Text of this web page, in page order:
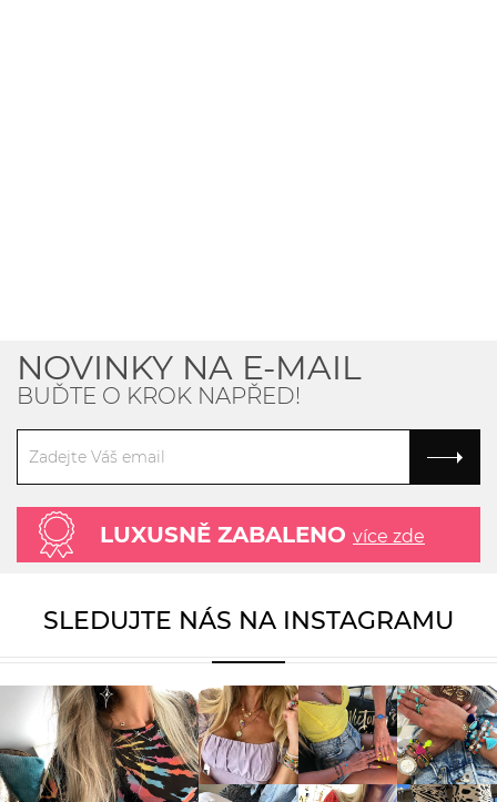
NOVINKY NA E-MAIL
BUĎTE O KROK NAPŘED!
LUXUSNĚ ZABALENO více zde
SLEDUJTE NÁS NA INSTAGRAMU